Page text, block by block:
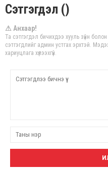
Сэтгэгдэл ()
⚠ Анхаар!
Та сэтгэгдэл бичихдээ хууль зүйн
сэтгэгдлийг админ устгах эрхтэй.
хариуцлага хүлээхгүй.